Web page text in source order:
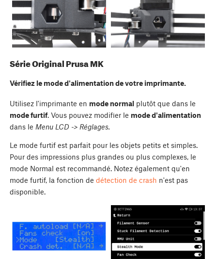
Série Original Prusa MK
Vérifiez le mode d'alimentation de votre imprimante.
Utilisez l'imprimante en mode normal plutôt que dans le
mode furtif. Vous pouvez modifier le mode d'alimentation
dans le Menu LCD -> Réglages.
Le mode furtif est parfait pour les objets petits et simples.
Pour des impressions plus grandes ou plus complexes, le
mode Normal est recommandé. Notez également qu'en
mode furtif, la fonction de détection de crash n'est pas
disponible.